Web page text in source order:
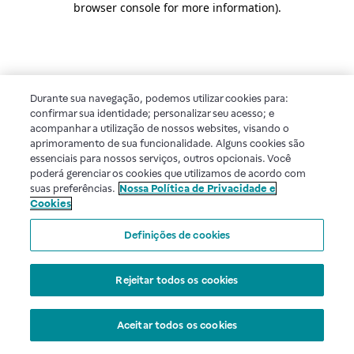
browser console for more information).
Durante sua navegação, podemos utilizar cookies para:
confirmar sua identidade; personalizar seu acesso; e
acompanhar a utilização de nossos websites, visando o
aprimoramento de sua funcionalidade. Alguns cookies são
essenciais para nossos serviços, outros opcionais. Você
poderá gerenciar os cookies que utilizamos de acordo com
suas preferências. Nossa Política de Privacidade e
Cookies
Definições de cookies
Rejeitar todos os cookies
Aceitar todos os cookies